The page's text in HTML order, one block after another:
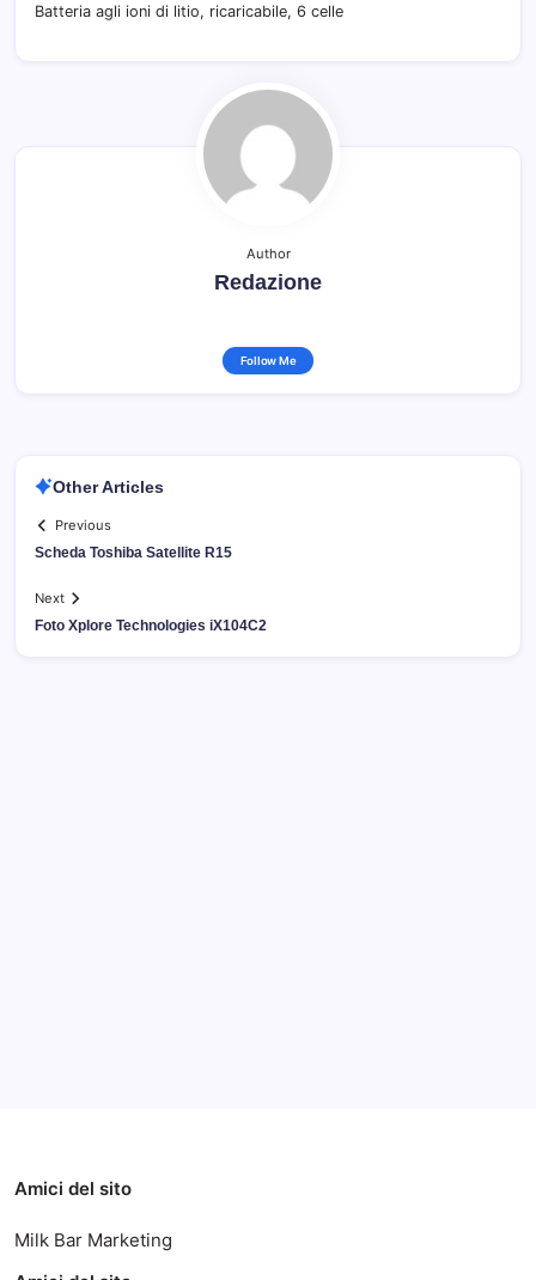
Batteria agli ioni di litio, ricaricabile, 6 celle
Author
Redazione
Follow Me
Other Articles
Previous
Scheda Toshiba Satellite R15
Next
Foto Xplore Technologies iX104C2
Amici del sito
Milk Bar Marketing